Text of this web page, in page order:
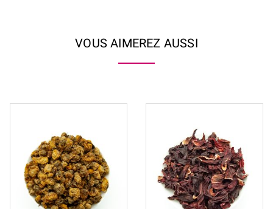
VOUS AIMEREZ AUSSI